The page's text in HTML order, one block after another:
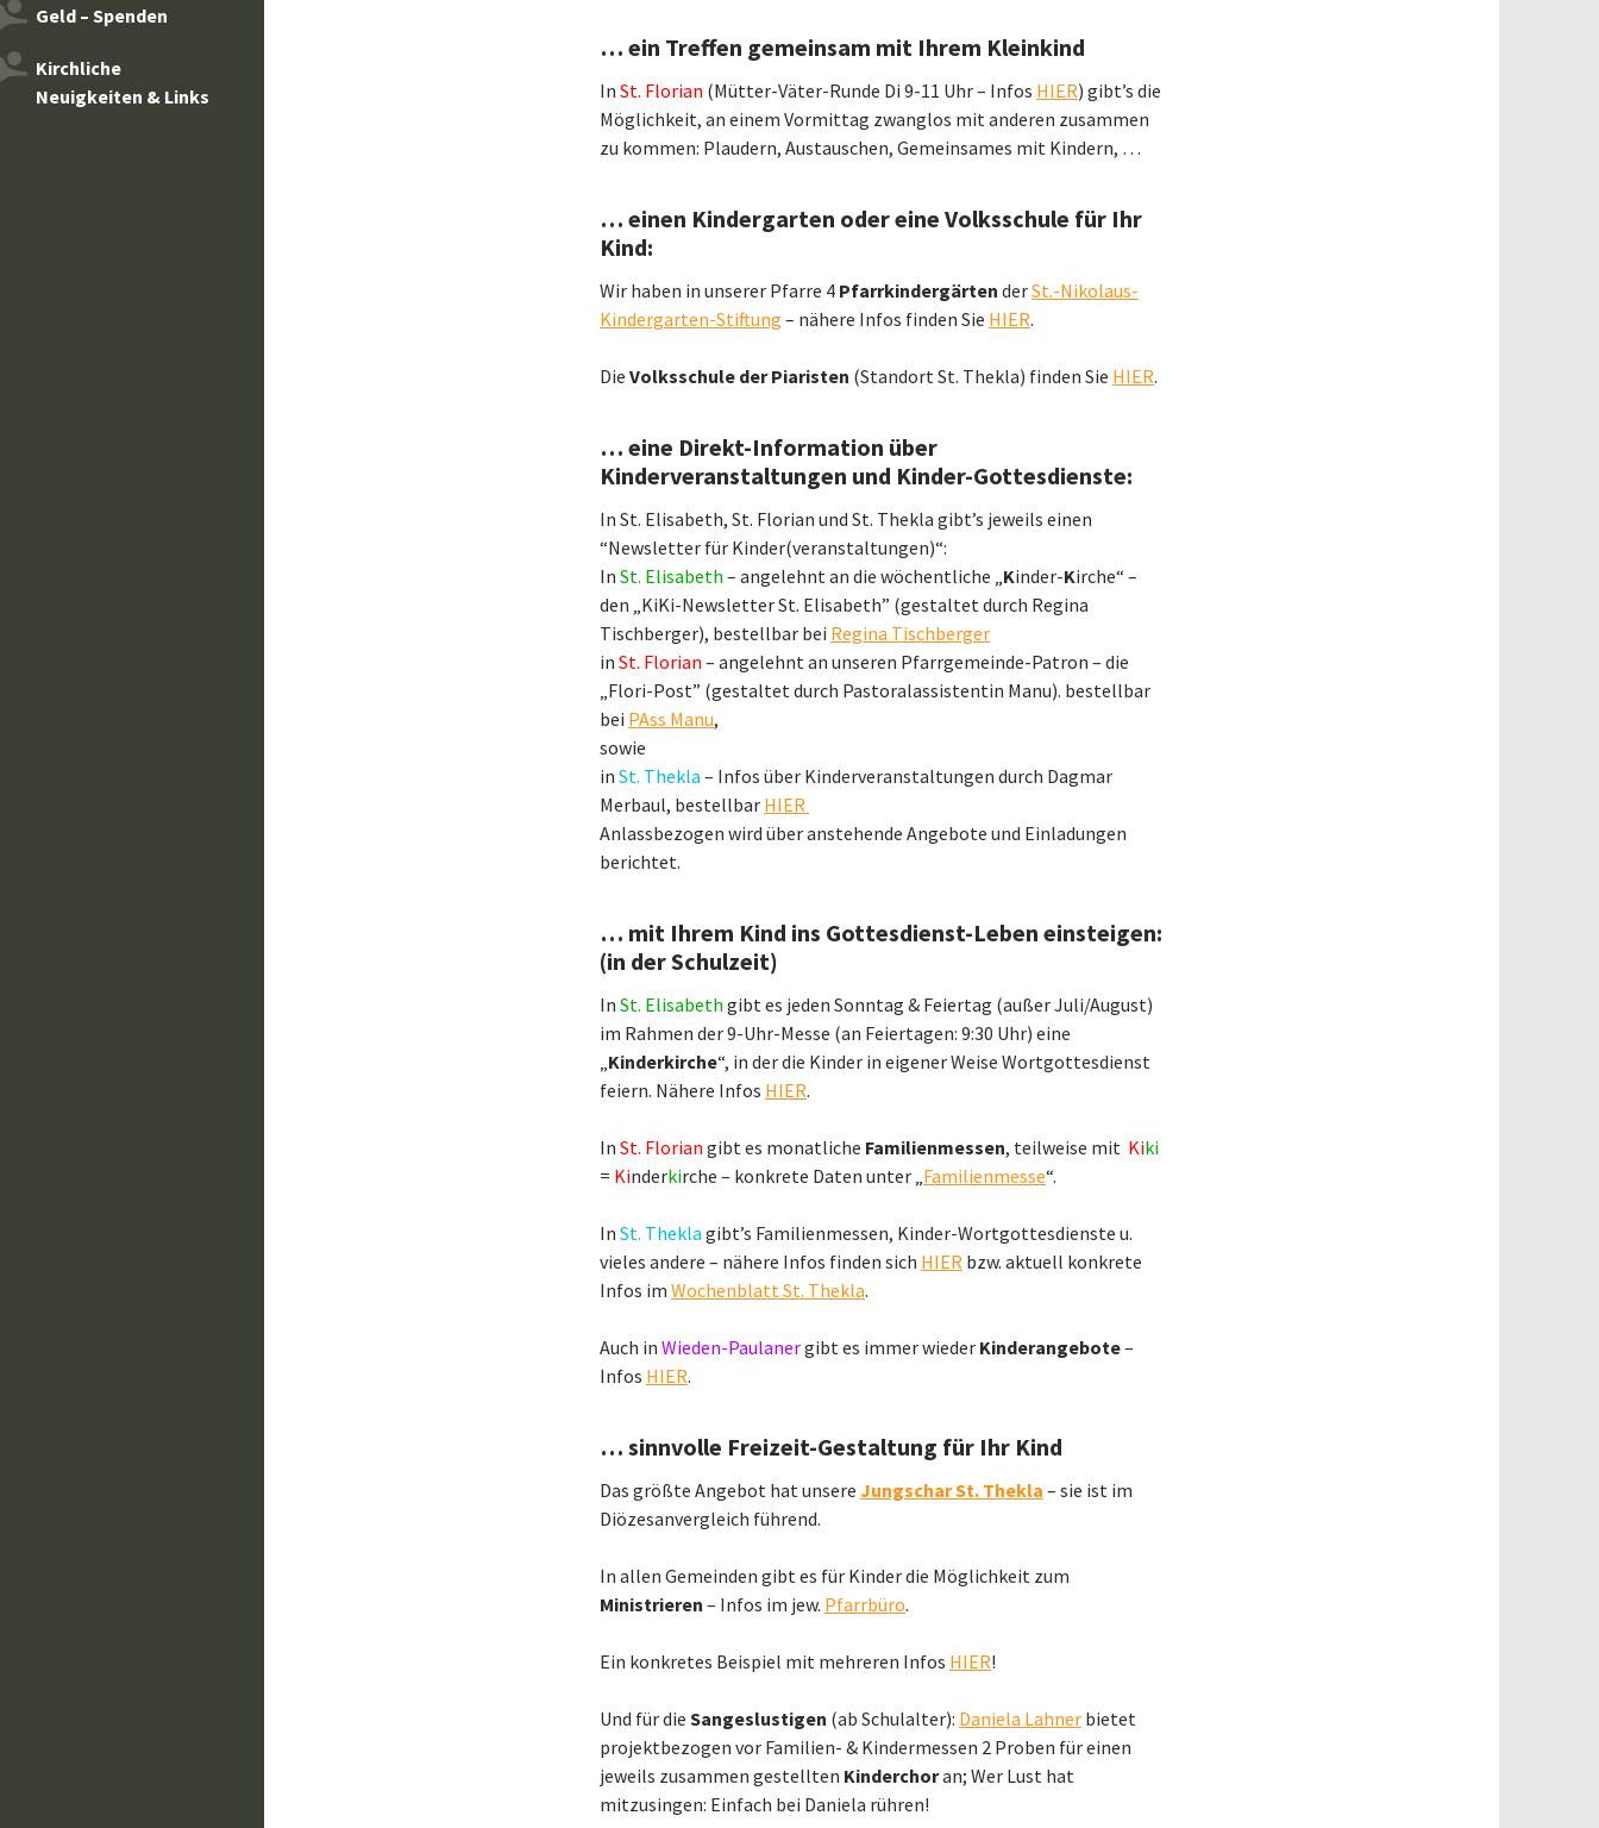
… ein Treffen gemeinsam mit Ihrem Kleinkind
In St. Florian (Mütter-Väter-Runde Di 9-11 Uhr – Infos HIER) gibt’s die
Möglichkeit, an einem Vormittag zwanglos mit anderen zusammen
zu kommen: Plaudern, Austauschen, Gemeinsames mit Kindern, …
… einen Kindergarten oder eine Volksschule für Ihr
Kind:
Wir haben in unserer Pfarre 4 Pfarrkindergärten derSt.-Nikolaus-
Kindergarten-Stiftung – nähere Infos finden Sie HIER.
Die Volksschule der Piaristen (Standort St. Thekla) finden Sie HIER.
… eine Direkt-Information über
Kinderveranstaltungen und Kinder-Gottesdienste:
In St. Elisabeth, St. Florian und St. Thekla gibt’s jeweils einen
“Newsletter für Kinder(veranstaltungen)“:
In St. Elisabeth – angelehnt an die wöchentliche „Kinder-Kirche“ –
den „KiKi-Newsletter St. Elisabeth” (gestaltet durch Regina
Tischberger), bestellbar bei Regina Tischberger
in St. Florian – angelehnt an unseren Pfarrgemeinde-Patron – die
„Flori-Post” (gestaltet durch Pastoralassistentin Manu). bestellbar
bei PAss Manu,
sowie
in St. Thekla – Infos über Kinderveranstaltungen durch Dagmar
Merbaul, bestellbar HIER
Anlassbezogen wird über anstehende Angebote und Einladungen
berichtet.
… mit Ihrem Kind ins Gottesdienst-Leben einsteigen:
(in der Schulzeit)
In St. Elisabeth gibt es jeden Sonntag & Feiertag (außer Juli/August)
im Rahmen der 9-Uhr-Messe (an Feiertagen: 9:30 Uhr) eine
„Kinderkirche“, in der die Kinder in eigener Weise Wortgottesdienst
feiern. Nähere Infos HIER.
In St. Florian gibt es monatliche Familienmessen, teilweise mit Kiki
= Kinderkirche – konkrete Daten unter „Familienmesse“.
In St. Thekla gibt’s Familienmessen, Kinder-Wortgottesdienste u.
vieles andere – nähere Infos finden sich HIER bzw. aktuell konkrete
Infos im Wochenblatt St. Thekla.
Auch in Wieden-Paulanergibt es immer wieder Kinderangebote–
Infos HIER.
… sinnvolle Freizeit-Gestaltung für Ihr Kind
Das größte Angebot hat unsere Jungschar St. Thekla – sie ist im
Diözesanvergleich führend.
In allen Gemeinden gibt es für Kinder die Möglichkeit zum
Ministrieren – Infos im jew. Pfarrbüro.
Ein konkretes Beispiel mit mehreren Infos HIER!
Und für die Sangeslustigen (ab Schulalter): Daniela Lahner bietet
projektbezogen vor Familien- & Kindermessen 2 Proben für einen
jeweils zusammen gestellten Kinderchoran; Wer Lust hat
mitzusingen: Einfach bei Daniela rühren!
Geld – Spenden
Kirchliche
Neuigkeiten & Links